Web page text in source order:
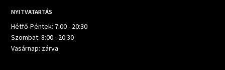
NYITVATARTÁS
Hétfő-Péntek: 7:00 - 20:30
Szombat: 8:00 - 20:30
Vasárnap: zárva